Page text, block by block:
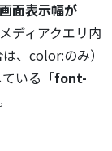
画面表示幅が
ディアクエリ内
、color:のみ）
いる 「font-